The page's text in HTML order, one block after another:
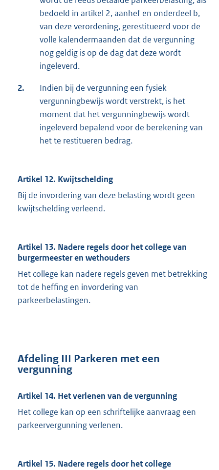
bedoeld in artikel 2, aanhef en onderdeel b,
van deze verordening, gerestitueerd voor de
volle kalendermaanden dat de vergunning
nog geldig is op de dag dat deze wordt
ingeleverd.
2.
Indien bij de vergunning een fysiek
vergunningbewijs wordt verstrekt, is het
moment dat het vergunningbewijs wordt
ingeleverd bepalend voor de berekening van
het te restitueren bedrag.
Artikel 12. Kwijtschelding
Bij de invordering van deze belasting wordt geen
kwijtschelding verleend.
Artikel 13. Nadere regels door het college van
burgermeester en wethouders
Het college kan nadere regels geven met betrekking
tot de heffing en invordering van
parkeerbelastingen.
Afdeling III Parkeren met een
vergunning
Artikel 14. Het verlenen van de vergunning
Het college kan op een schriftelijke aanvraag een
parkeervergunning verlenen.
Artikel 15. Nadere regels door het college